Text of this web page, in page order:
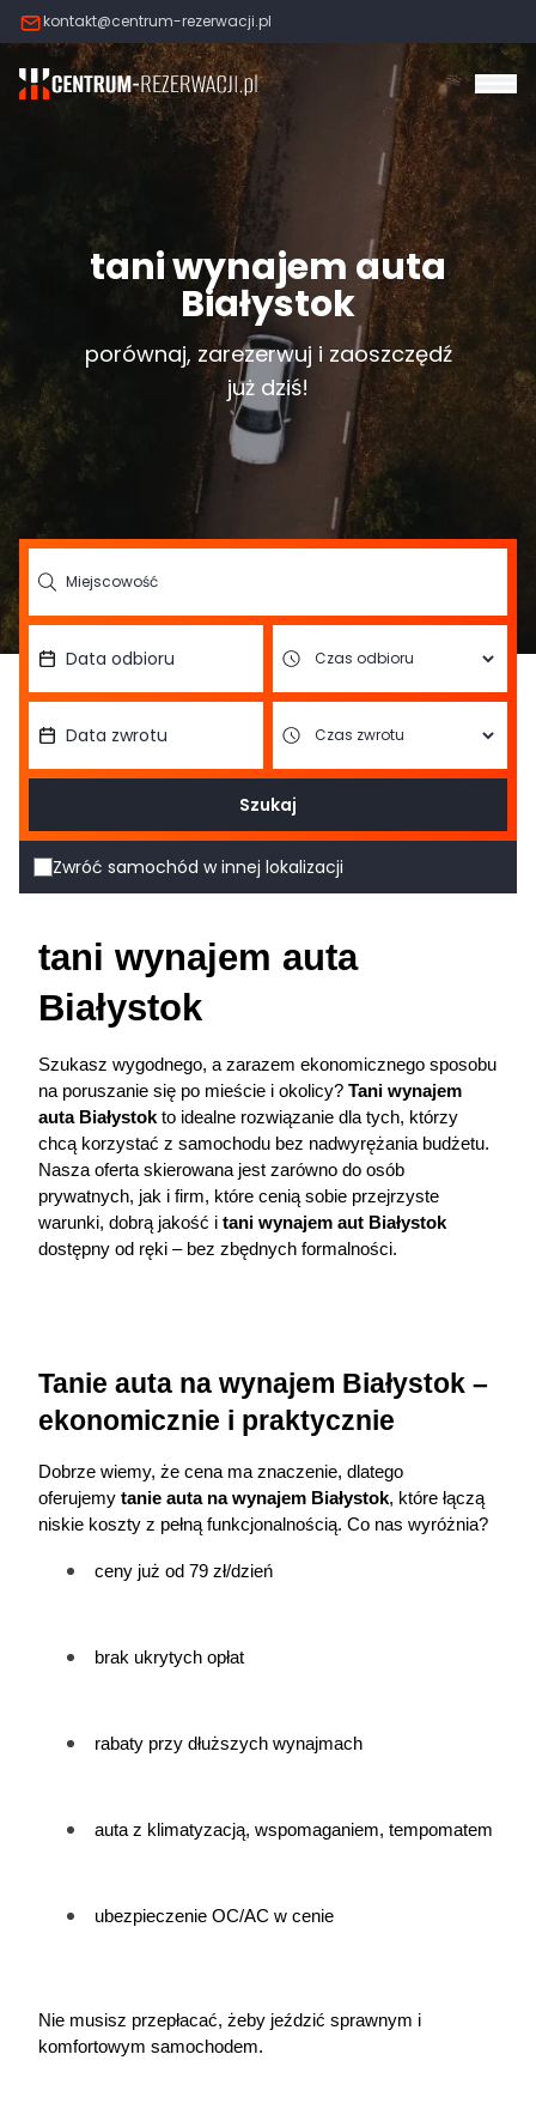
kontakt@centrum-rezerwacji.pl
tani wynajem auta
Białystok
porównaj, zarezerwuj i zaoszczędź
już dziś!
Zwróć samochód w innej lokalizacji
Szukaj
tani wynajem auta
Białystok
Szukasz wygodnego, a zarazem ekonomicznego sposobu
na poruszanie się po mieście i okolicy? Tani wynajem
auta Białystok to idealne rozwiązanie dla tych, którzy
chcą korzystać z samochodu bez nadwyrężania budżetu.
Nasza oferta skierowana jest zarówno do osób
prywatnych, jak i firm, które cenią sobie przejrzyste
warunki, dobrą jakość i tani wynajem aut Białystok
dostępny od ręki – bez zbędnych formalności.
Tanie auta na wynajem Białystok –
ekonomicznie i praktycznie
Dobrze wiemy, że cena ma znaczenie, dlatego
oferujemy tanie auta na wynajem Białystok, które łączą
niskie koszty z pełną funkcjonalnością. Co nas wyróżnia?
ceny już od 79 zł/dzień
brak ukrytych opłat
rabaty przy dłuższych wynajmach
auta z klimatyzacją, wspomaganiem, tempomatem
ubezpieczenie OC/AC w cenie
Nie musisz przepłacać, żeby jeździć sprawnym i
komfortowym samochodem.